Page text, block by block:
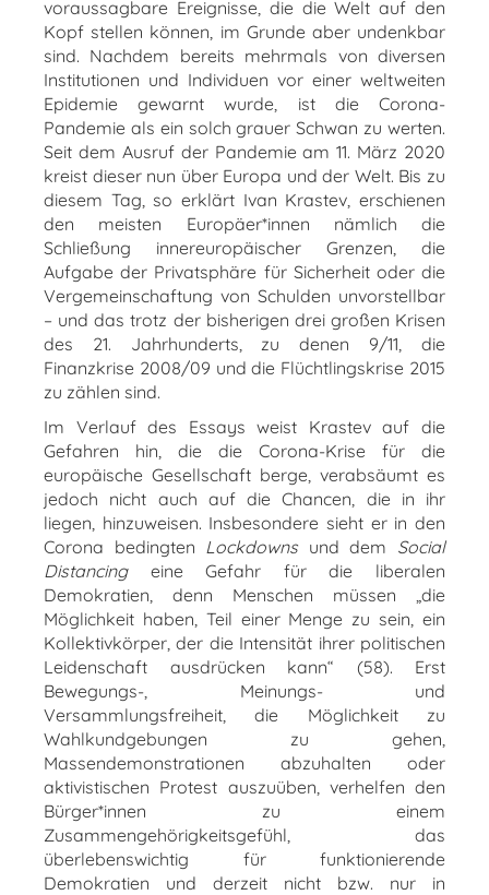
voraussagbare Ereignisse, die die Welt auf den
Kopf stellen können, im Grunde aber undenkbar
sind. Nachdem bereits mehrmals von diversen
Institutionen und Individuen vor einer weltweiten
Epidemie gewarnt wurde, ist die Corona-
Pandemie als ein solch grauer Schwan zu werten.
Seit dem Ausruf der Pandemie am 11. März 2020
kreist dieser nun über Europa und der Welt. Bis zu
diesem Tag, so erklärt Ivan Krastev, erschienen
den meisten Europäer*innen nämlich die
Schließung innereuropäischer Grenzen, die
Aufgabe der Privatsphäre für Sicherheit oder die
Vergemeinschaftung von Schulden unvorstellbar
– und das trotz der bisherigen drei großen Krisen
des 21. Jahrhunderts, zu denen 9/11, die
Finanzkrise 2008/09 und die Flüchtlingskrise 2015
zu zählen sind.
Im Verlauf des Essays weist Krastev auf die
Gefahren hin, die die Corona-Krise für die
europäische Gesellschaft berge, verabsäumt es
jedoch nicht auch auf die Chancen, die in ihr
liegen, hinzuweisen. Insbesondere sieht er in den
Corona bedingten Lockdowns und dem Social
Distancingeine Gefahr für die liberalen
Demokratien, denn Menschen müssen „die
Möglichkeit haben, Teil einer Menge zu sein, ein
Kollektivkörper, der die Intensität ihrer politischen
Leidenschaft ausdrücken kann“ (58). Erst
Bewegungs-, Meinungs- und
Versammlungsfreiheit, die Möglichkeit zu
Wahlkundgebungen zu gehen,
Massendemonstrationen abzuhalten oder
aktivistischen Protest auszuüben, verhelfen den
Bürger*innen zu einem
Zusammengehörigkeitsgefühl, das
überlebenswichtig für funktionierende
Demokratien und derzeit nicht bzw. nur in